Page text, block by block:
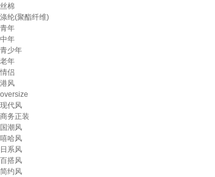
丝棉
涤纶(聚酯纤维)
青年
中年
青少年
老年
情侣
港风
oversize
现代风
商务正装
国潮风
嘻哈风
日系风
百搭风
简约风